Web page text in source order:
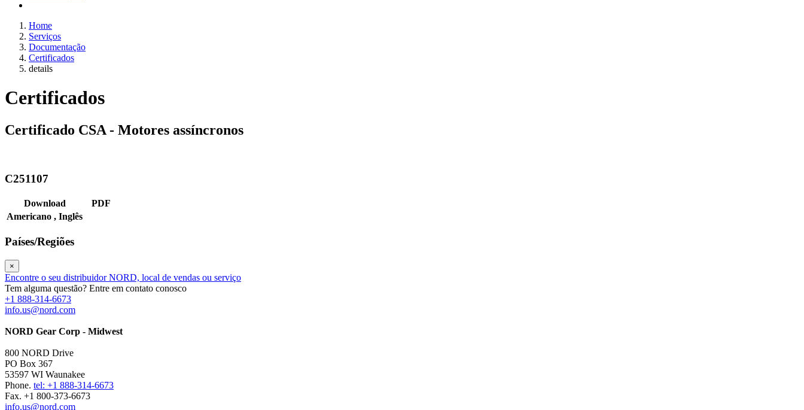
Home
Serviços
Documentação
Certificados
details
Certificados
Certificado CSA - Motores assíncronos
C251107
Download
PDF
Americano , Inglês
Países/Regiões
×
Encontre o seu distribuidor NORD, local de vendas ou serviço
Tem alguma questão? Entre em contato conosco
+1 888-314-6673
info.us@nord.com
NORD Gear Corp - Midwest
800 NORD Drive
PO Box 367
53597 WI Waunakee
Phone. tel: +1 888-314-6673
Fax. +1 800-373-6673
info.us@nord.com